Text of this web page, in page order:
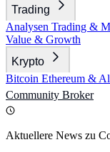
Trading
Analysen Trading &
Value & Growth
Krypto
Bitcoin Ethereum &
Community Broker
Aktuellere News zu